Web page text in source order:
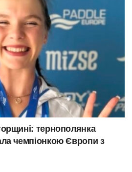
тернополянка
чемпіонкою Європи з